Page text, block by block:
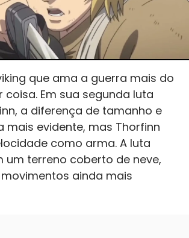
que ama a guerra mais do
coisa. Em sua segunda luta
a diferença de tamanho e
mais evidente, mas Thorfinn
como arma. A luta
um terreno coberto de neve,
ainda mais